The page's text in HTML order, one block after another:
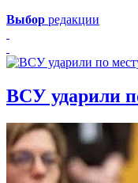
Выбор редакции
ВСУ ударили